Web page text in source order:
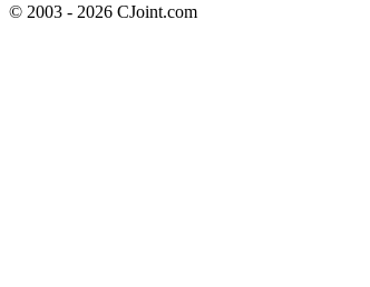
© 2003 - 2026 CJoint.com